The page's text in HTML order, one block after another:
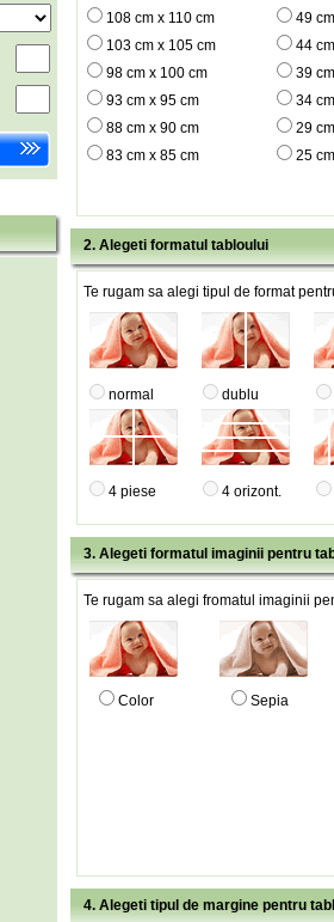
108 cm x 110 cm
49
103 cm x 105 cm
44
98 cm x 100 cm
39
93 cm x 95 cm
34
88 cm x 90 cm
29
83 cm x 85 cm
25
2. Alegeti formatul tabloului
Te rugam sa alegi tipul de format
normal dublu
4 piese 4 orizont.
3. Alegeti formatul imaginii pentru
Te rugam sa alegi fromatul imaginii
Color Sepia
4. Alegeti tipul de margine pentru